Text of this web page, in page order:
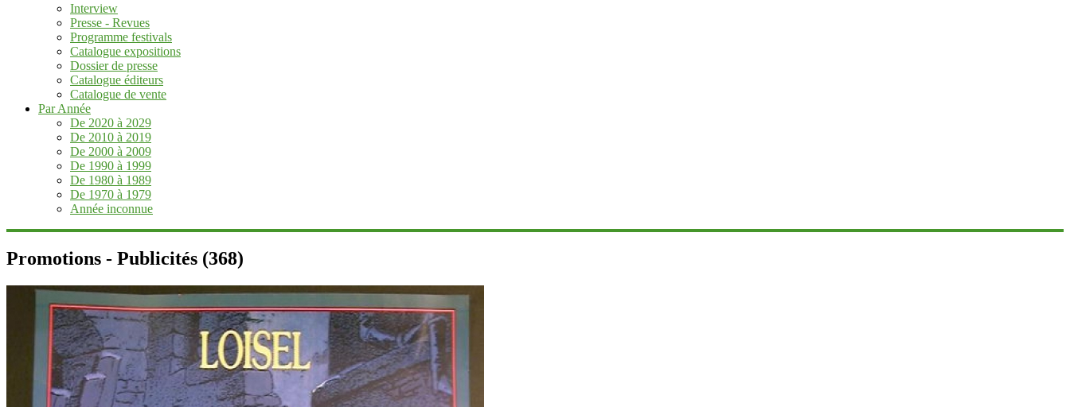
Interview
Presse - Revues
Programme festivals
Catalogue expositions
Dossier de presse
Catalogue éditeurs
Catalogue de vente
Par Année
De 2020 à 2029
De 2010 à 2019
De 2000 à 2009
De 1990 à 1999
De 1980 à 1989
De 1970 à 1979
Année inconnue
Promotions - Publicités (368)